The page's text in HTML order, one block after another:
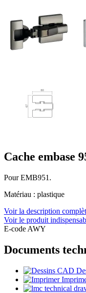
Cache embase
Pour EMB951.
Matériau : plastique
Voir la description
Voir le produit
E-code AWY
Documents